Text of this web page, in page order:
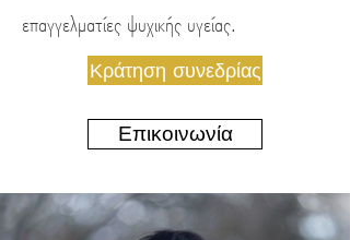
επαγγελματίες ψυχικής υγείας.
Κράτηση συνεδρίας
Επικοινωνία